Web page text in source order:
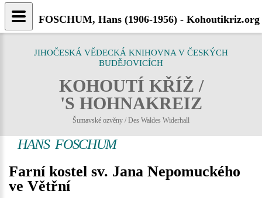
JIHOČESKÁ VĚDECKÁ KNIHOVNA V ČESKÝCH
BUDĚJOVICÍCH
KOHOUTÍ KŘÍŽ /
'S HOHNAKREIZ
Šumavské ozvěny / Des Waldes Widerhall
HANS FOSCHUM
Farní kostel sv. Jana Nepomuckého
ve Větřní
FOSCHUM, Hans (1906-1956) - Kohoutikriz.org